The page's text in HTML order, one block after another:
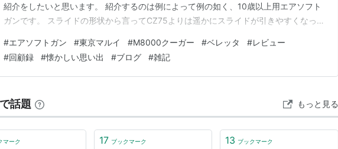
紹介をしたいと思います。 紹介するのは例によって例の如く、10歳以上用エアソフト
ガンです。 スライドの形状から言ってCZ75よりは遥かにスライドが引きやすくなって
しては、この価格帯ながらスライドが左右分割ではなく１ピース成型な上に、 U…
#エアソフトガン #東京マルイ #M8000クーガー #ベレッタ #レビュー
#回顧録 #懐かしい思い出 #ブログ #雑記
話題 もっと見る
マーク 17 ブックマーク 13 ブックマーク